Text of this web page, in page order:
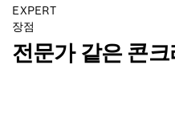
EXPERT
장점
전문가 같은 콘